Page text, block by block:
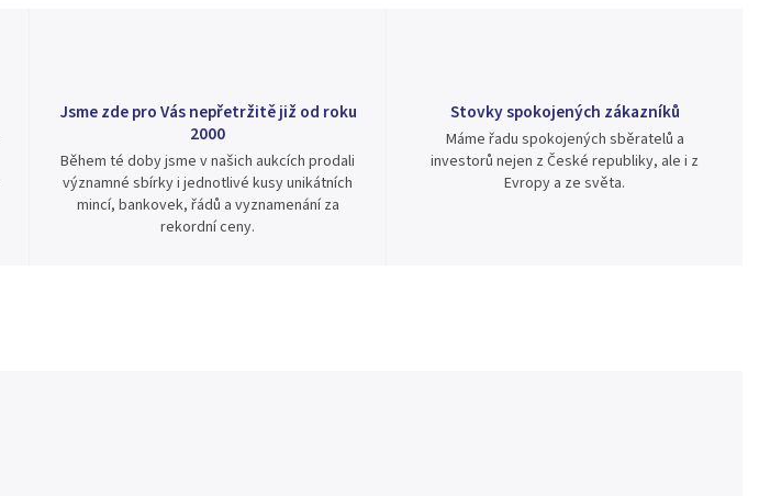
Jsme zde pro Vás nepřetržitě již od roku
2000
Během té doby jsme v našich aukcích prodali
významné sbírky i jednotlivé kusy unikátních
mincí, bankovek, řádů a vyznamenání za
rekordní ceny.
Stovky spokojených zákazníků
Máme řadu spokojených sběratelů a
investorů nejen z České republiky, ale i z
Evropy a ze světa.